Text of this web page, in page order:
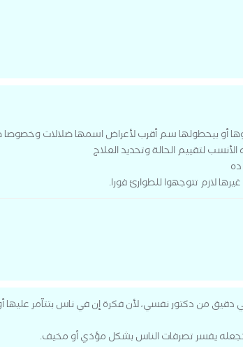
أو بيحطولها سم أقرب لأعراض اسمها ضلالات
لتقييم الحالة وتحديد العلاج
لازم تتوجهوا للطوارئ فورا.
من دكتور نفسي، لأن فكرة إن في ناس بتتآمر
يفسر تصرفات الناس بشكل مؤذي أو مخيف.